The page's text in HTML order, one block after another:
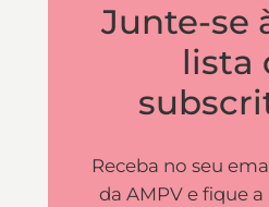
Junte-se
lista
Receba no seu
da AMPV e fique